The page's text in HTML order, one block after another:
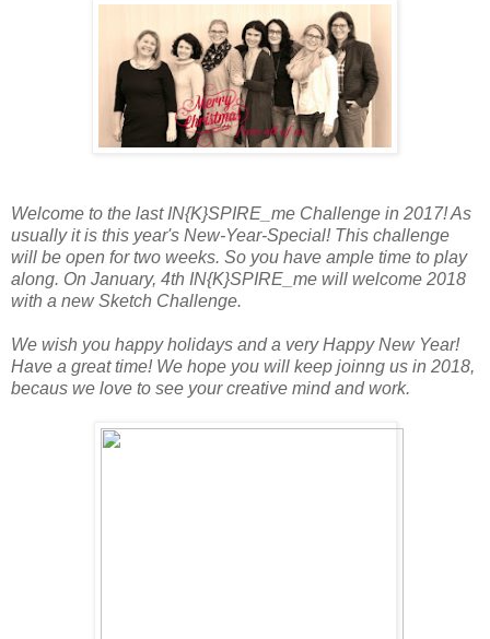
Welcome to the last IN{K}SPIRE_me Challenge in 2017! As
usually it is this year's New-Year-Special! This challenge
will be open for two weeks. So you have ample time to play
along. On January, 4th IN{K}SPIRE_me will welcome 2018
with a new Sketch Challenge.
We wish you happy holidays and a very Happy New Year!
Have a great time! We hope you will keep joinng us in 2018,
becaus we love to see your creative mind and work.